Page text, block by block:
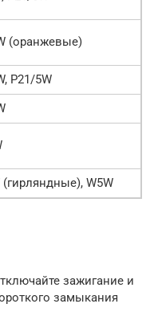
(оранжевые)
P21/5W
(гирляндные), W5W
зажигание и
замыкания